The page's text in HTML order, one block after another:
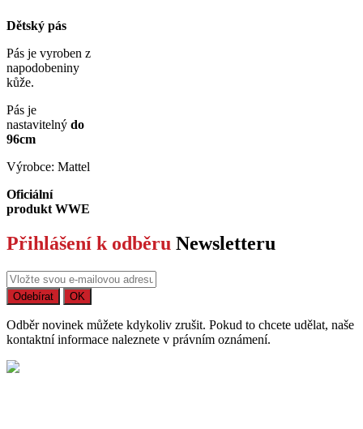
Dětský pás
Pás je vyroben z
napodobeniny
kůže.
Pás je
nastavitelný do
96cm
Výrobce: Mattel
Oficiální
produkt WWE
Přihlášení k odběru Newsletteru
Odběr novinek můžete kdykoliv zrušit. Pokud to chcete udělat, naše
kontaktní informace naleznete v právním oznámení.